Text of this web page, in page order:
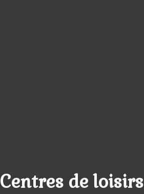
Centres de loisirs